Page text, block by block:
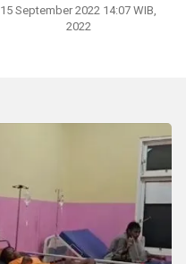
15 September 2022 14:07 WIB,
2022